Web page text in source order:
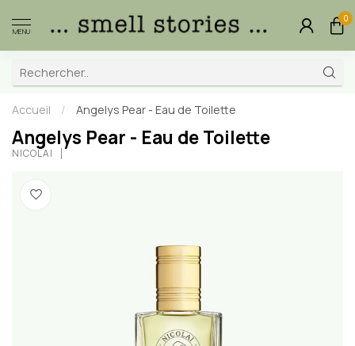
MENU
0
Accueil / Angelys Pear - Eau de Toilette
Angelys Pear - Eau de Toilette
NICOLAÏ